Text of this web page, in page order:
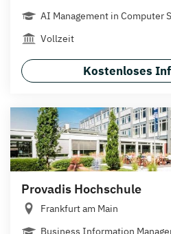
AI Management in Computer
Vollzeit
Kostenloses
Provadis Hochschule
Frankfurt am Main
Business Information